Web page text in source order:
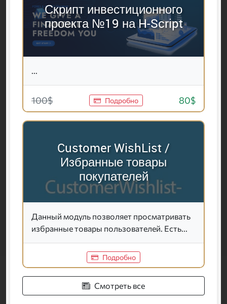
Скрипт инвестиционного
проекта №19 на H-Script
...
100$ Подробно 80$
Customer WishList /
Избранные товары
покупателей
Данный модуль позволяет просматривать
избранные товары пользователей. Есть...
Подробно
Смотреть все